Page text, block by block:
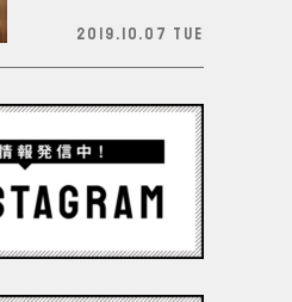
2019.10.07 Tue